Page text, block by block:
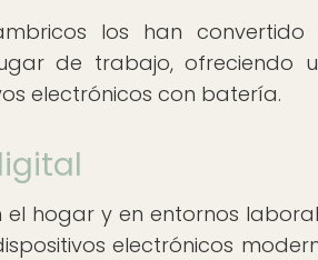
los han convertido
de trabajo, ofreciendo
electrónicos con batería.
hogar y en entornos
electrónicos